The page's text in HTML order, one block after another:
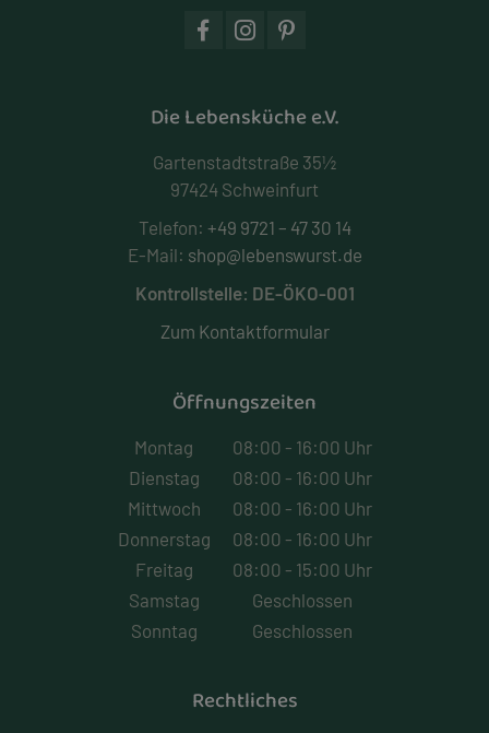
Die Lebensküche e.V.
Gartenstadtstraße 35½
97424 Schweinfurt
Telefon: +49 9721 – 47 30 14
E-Mail: shop@lebenswurst.de
Kontrollstelle: DE-ÖKO-001
Zum Kontaktformular
Öffnungszeiten
Montag
08:00 - 16:00 Uhr
Dienstag
08:00 - 16:00 Uhr
Mittwoch
08:00 - 16:00 Uhr
Donnerstag
08:00 - 16:00 Uhr
Freitag
08:00 - 15:00 Uhr
Samstag
Geschlossen
Sonntag
Geschlossen
Rechtliches